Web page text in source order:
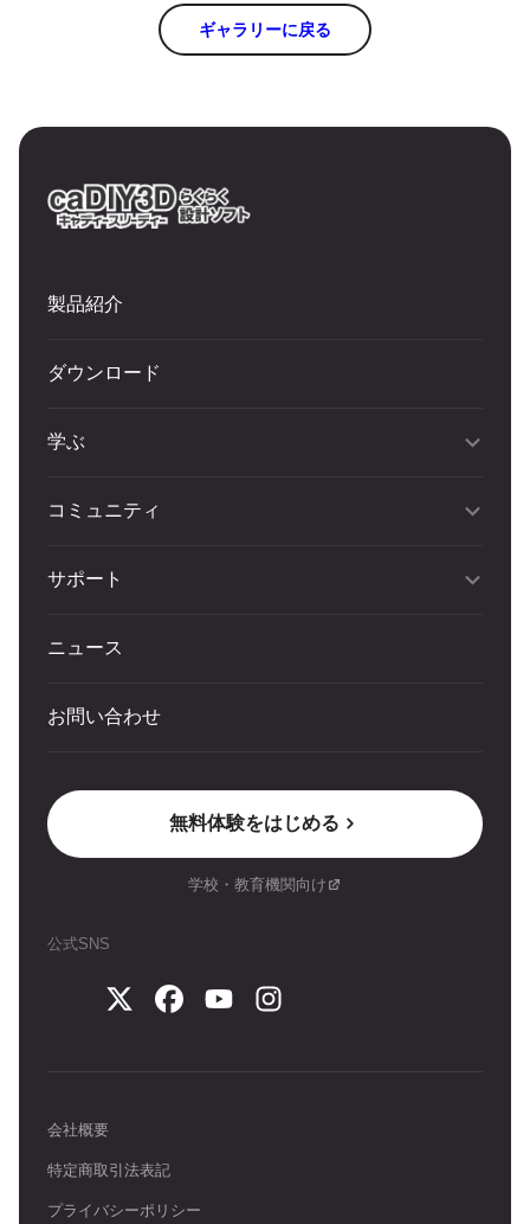
ギャラリーに戻る
製品紹介
ダウンロード
学ぶ
コミュニティ
サポート
ニュース
お問い合わせ
無料体験をはじめる
学校・教育機関向け
公式SNS
会社概要
特定商取引法表記
プライバシーポリシー